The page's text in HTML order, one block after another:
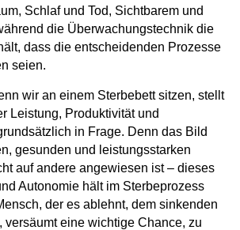
Schlaf und Tod, Sichtbarem und
die Überwachungstechnik die
dass die entscheidenden Prozesse
seien.
wir an einem Sterbebett sitzen, stellt
Leistung, Produktivität und
in Frage. Denn das Bild
gesunden und leistungsstarken
auf andere angewiesen ist – dieses
Autonomie hält im Sterbeprozess
der es ablehnt, dem sinkenden
versäumt eine wichtige Chance, zu